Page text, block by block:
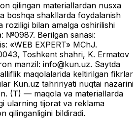
qilingan materiallardan nusxa
boshqa shakllarda foydalanish
roziligi bilan amalga oshirilishi
№0987. Berilgan sanasi:
«WEB EXPERT» MChJ.
Toshkent shahri, K. Ermatov
manzil: info@kun.uz. Saytda
maqolalarida keltirilgan fikrlar
Kun.uz tahririyati nuqtai nazarini
(T) — maqola va materiallarda
ularning tijorat va reklama
qilinganligini bildiradi.